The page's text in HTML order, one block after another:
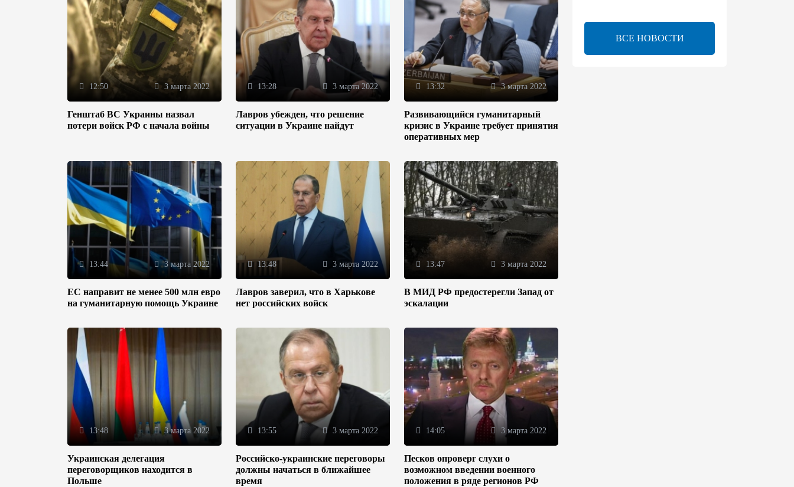
12:50 3 марта 2022
Генштаб ВС Украины назвал
потери войск РФ с начала войны
13:28 3 марта 2022
Лавров убежден, что решение
ситуации в Украине найдут
13:32 3 марта 2022
Развивающийся гуманитарный
кризис в Украине требует принятия
оперативных мер
13:44 3 марта 2022
ЕС направит не менее 500 млн евро
на гуманитарную помощь Украине
13:48 3 марта 2022
Лавров заверил, что в Харькове
нет российских войск
13:47 3 марта 2022
В МИД РФ предостерегли Запад от
эскалации
13:48 3 марта 2022
Украинская делегация
переговорщиков находится в
Польше
13:55 3 марта 2022
Российско-украинские переговоры
должны начаться в ближайшее
время
14:05 3 марта 2022
Песков опроверг слухи о
возможном введении военного
положения в ряде регионов РФ
00:44 8 августа 2026
Китайская компания Jiangsu
ВСЕ НОВОСТИ